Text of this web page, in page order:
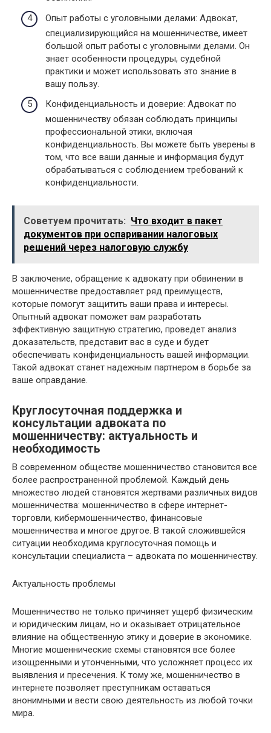
Опыт работы с уголовными делами: Адвокат,
специализирующийся на мошенничестве, имеет
большой опыт работы с уголовными делами. Он
знает особенности процедуры, судебной
практики и может использовать это знание в
вашу пользу.
Конфиденциальность и доверие: Адвокат по
мошенничеству обязан соблюдать принципы
профессиональной этики, включая
конфиденциальность. Вы можете быть уверены в
том, что все ваши данные и информация будут
обрабатываться с соблюдением требований к
конфиденциальности.
Советуем прочитать: Что входит в пакет
документов при оспаривании налоговых
решений через налоговую службу
В заключение, обращение к адвокату при обвинении в
мошенничестве предоставляет ряд преимуществ,
которые помогут защитить ваши права и интересы.
Опытный адвокат поможет вам разработать
эффективную защитную стратегию, проведет анализ
доказательств, представит вас в суде и будет
обеспечивать конфиденциальность вашей информации.
Такой адвокат станет надежным партнером в борьбе за
ваше оправдание.
Круглосуточная поддержка и
консультации адвоката по
мошенничеству: актуальность и
необходимость
В современном обществе мошенничество становится все
более распространенной проблемой. Каждый день
множество людей становятся жертвами различных видов
мошенничества: мошенничество в сфере интернет-
торговли, кибермошенничество, финансовые
мошенничества и многое другое. В такой сложившейся
ситуации необходима круглосуточная помощь и
консультации специалиста – адвоката по мошенничеству.
Актуальность проблемы
Мошенничество не только причиняет ущерб физическим
и юридическим лицам, но и оказывает отрицательное
влияние на общественную этику и доверие в экономике.
Многие мошеннические схемы становятся все более
изощренными и утонченными, что усложняет процесс их
выявления и пресечения. К тому же, мошенничество в
интернете позволяет преступникам оставаться
анонимными и вести свою деятельность из любой точки
мира.